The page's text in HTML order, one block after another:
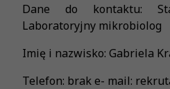
Dane do kontaktu:
Laboratoryjny mikrobiolog
Imię i nazwisko: Gabriela
Telefon: brak e- mail: